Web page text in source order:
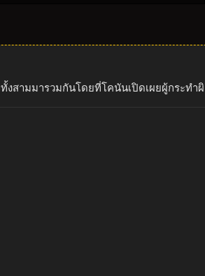
งสามมารวมกันโดยที่โคนันเปิดเผยผู้กระทำ